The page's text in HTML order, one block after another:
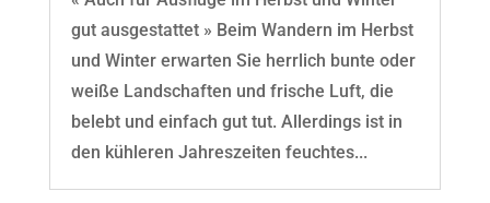
gut ausgestattet » Beim Wandern im Herbst
und Winter erwarten Sie herrlich bunte oder
weiße Landschaften und frische Luft, die
belebt und einfach gut tut. Allerdings ist in
den kühleren Jahreszeiten feuchtes...